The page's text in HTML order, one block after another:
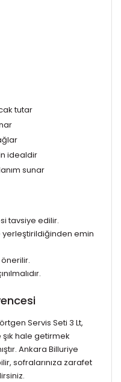
tutar
idealdir
sunar
tavsiye edilir.
emin
Servis Seti 3 Lt,
şık hale getirmek
Ankara Billuriye
sofralarınıza zarafet